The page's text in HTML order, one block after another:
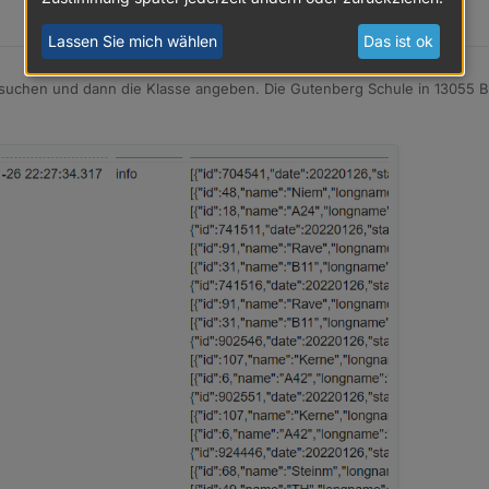
öffentliche Daten ohne Login-Prodzedure.
eine Base-URL und einen School-secret.
und dann die Klasse angeben. Die Gutenberg Schule in 13055
Lassen Sie mich wählen Das ist ok